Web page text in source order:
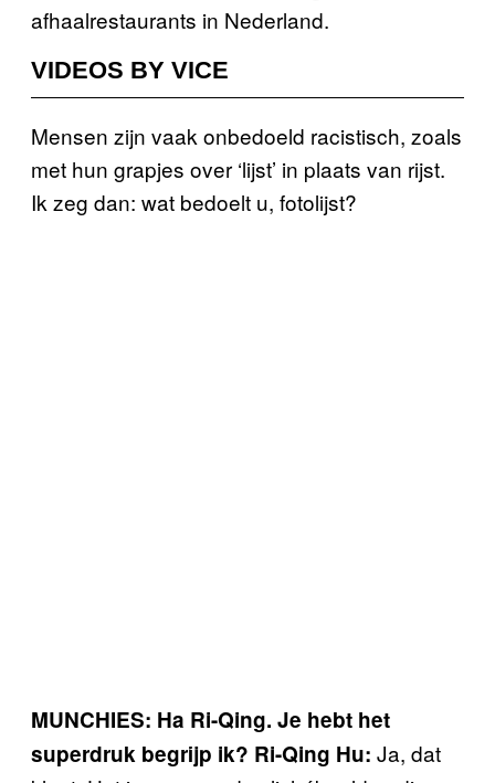
afhaalrestaurants in Nederland.
VIDEOS BY VICE
Mensen zijn vaak onbedoeld racistisch, zoals
met hun grapjes over ‘lijst’ in plaats van rijst.
Ik zeg dan: wat bedoelt u, fotolijst?
MUNCHIES: Ha Ri-Qing. Je hebt het
superdruk begrijp ik? Ri-Qing Hu: Ja, dat